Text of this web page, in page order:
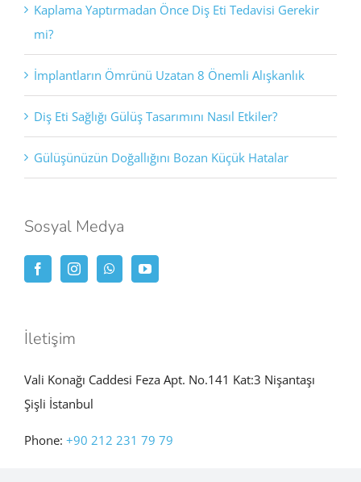
Kaplama Yaptırmadan Önce Diş Eti Tedavisi Gerekir
mi?
İmplantların Ömrünü Uzatan 8 Önemli Alışkanlık
Diş Eti Sağlığı Gülüş Tasarımını Nasıl Etkiler?
Gülüşünüzün Doğallığını Bozan Küçük Hatalar
Sosyal Medya
İletişim
Vali Konağı Caddesi Feza Apt. No.141 Kat:3 Nişantaşı
Şişli İstanbul
Phone: +90 212 231 79 79